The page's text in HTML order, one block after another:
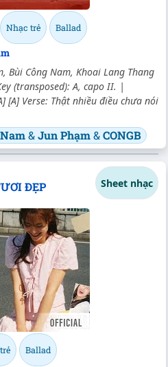
Nhạc trẻ Ballad
Bùi Công Nam, Khoai Lang Thang
(transposed): A, capo II. |
[A] Verse: Thật nhiều điều chưa nói
&Jun Phạm&CONGB
ĐẸP Sheet nhạc
Ballad